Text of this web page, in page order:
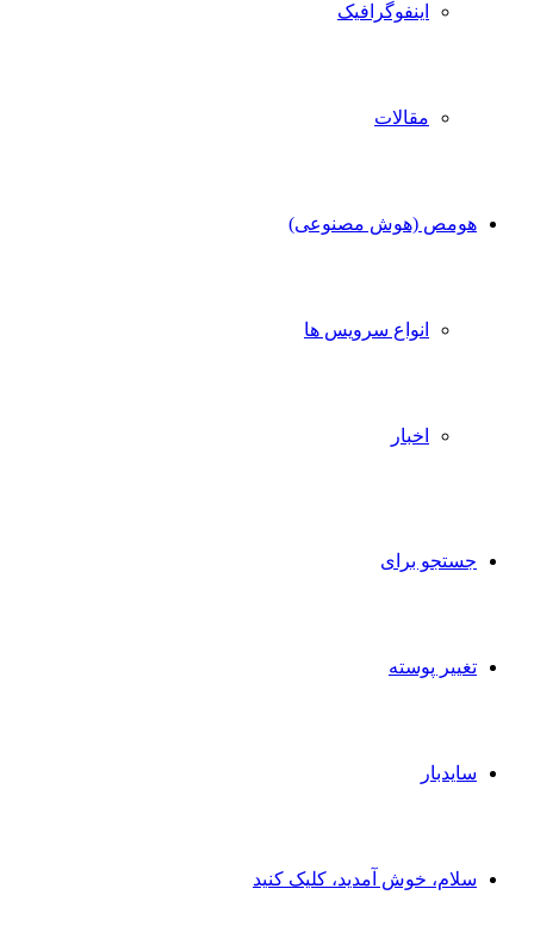
اینفوگرافیک
مقالات
هومص (هوش مصنوعی)
انواع سرویس ها
اخبار
جستجو برای
تغییر پوسته
سایدبار
سلام، خوش آمدید، کلیک کنید